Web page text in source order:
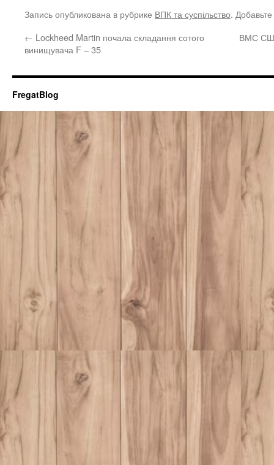
Запись опубликована в рубрике ВПК та суспільство.
← Lockheed Martin почала складання сотого
винищувача F – 35
ВМС
FregatBlog